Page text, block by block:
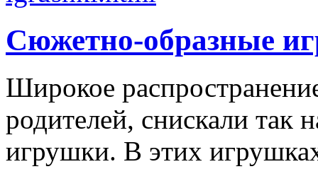
Сюжетно-образные
Широкое
родителей, снискали так
игрушки. В этих